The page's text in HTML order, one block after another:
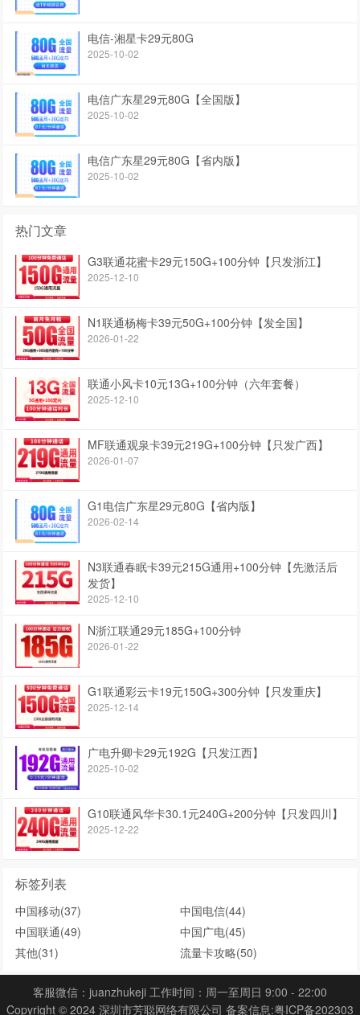
电信-湘星卡29元80G
2025-10-02
电信广东星29元80G【全国版】
2025-10-02
电信广东星29元80G【省内版】
2025-10-02
热门文章
G3联通花蜜卡29元150G+100分钟【只发浙江】
2025-12-10
N1联通杨梅卡39元50G+100分钟【发全国】
2026-01-22
联通小风卡10元13G+100分钟（六年套餐）
2025-12-10
MF联通观泉卡39元219G+100分钟【只发广西】
2026-01-07
G1电信广东星29元80G【省内版】
2026-02-14
N3联通春眠卡39元215G通用+100分钟【先激活后
发货】
2025-12-10
N浙江联通29元185G+100分钟
2026-01-22
G1联通彩云卡19元150G+300分钟【只发重庆】
2025-12-14
广电升卿卡29元192G【只发江西】
2025-10-02
G10联通风华卡30.1元240G+200分钟【只发四川】
2025-12-22
标签列表
中国移动(37) 中国电信(44)
中国联通(49) 中国广电(45)
其他(31) 流量卡攻略(50)
客服微信：juanzhukeji 工作时间：周一至周日 9:00 - 22:00
Copyright © 2024 深圳市芳聪网络有限公司 备案信息:粤ICP备202303